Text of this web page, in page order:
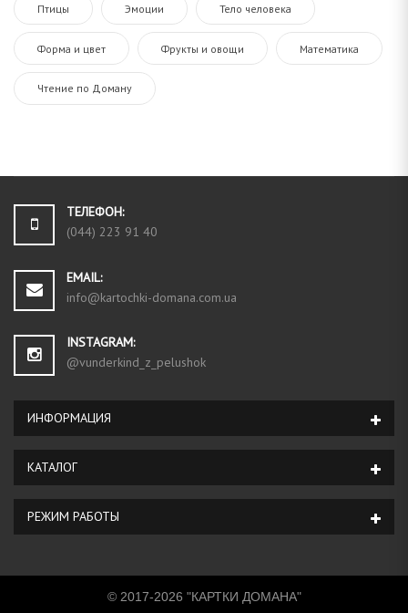
Птицы Эмоции Тело человека
Форма и цвет Фрукты и овощи Математика
Чтение по Доману
ТЕЛЕФОН:
(044) 223 91 40
EMAIL:
info@kartochki-domana.com.ua
INSTAGRAM:
@vunderkind_z_pelushok
ИНФОРМАЦИЯ
КАТАЛОГ
РЕЖИМ РАБОТЫ
© 2017-2026 "КАРТКИ ДОМАНА"